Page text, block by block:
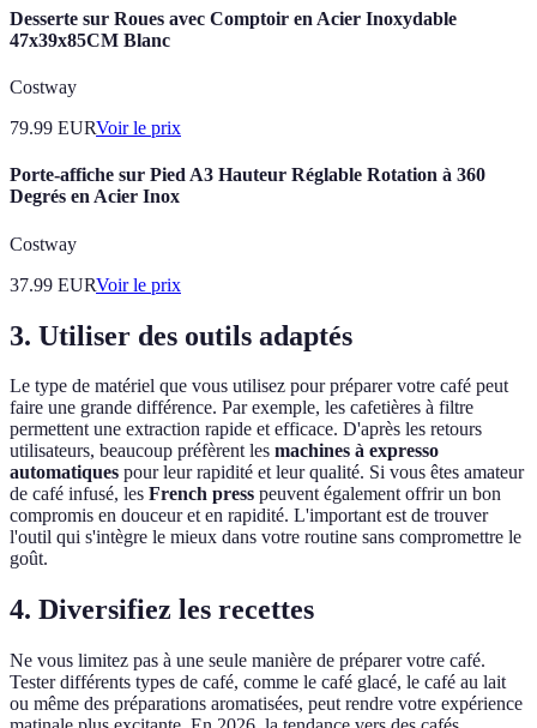
Desserte sur Roues avec Comptoir en Acier Inoxydable
47x39x85CM Blanc
Costway
79.99 EURVoir le prix
Porte-affiche sur Pied A3 Hauteur Réglable Rotation à 360
Degrés en Acier Inox
Costway
37.99 EURVoir le prix
3. Utiliser des outils adaptés
Le type de matériel que vous utilisez pour préparer votre café peut
faire une grande différence. Par exemple, les cafetières à filtre
permettent une extraction rapide et efficace. D'après les retours
utilisateurs, beaucoup préfèrent les machines à expresso
automatiques pour leur rapidité et leur qualité. Si vous êtes amateur
de café infusé, les French press peuvent également offrir un bon
compromis en douceur et en rapidité. L'important est de trouver
l'outil qui s'intègre le mieux dans votre routine sans compromettre le
goût.
4. Diversifiez les recettes
Ne vous limitez pas à une seule manière de préparer votre café.
Tester différents types de café, comme le café glacé, le café au lait
ou même des préparations aromatisées, peut rendre votre expérience